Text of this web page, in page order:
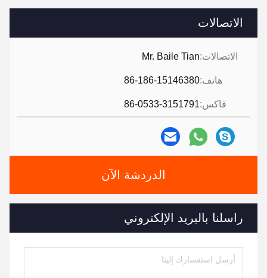
الاتصالات
الاتصالات:Mr. Baile Tian
هاتف:86-186-15146380
فاكس:86-0533-3151791
الدردشة الآن
راسلنا بالبريد الإلكتروني